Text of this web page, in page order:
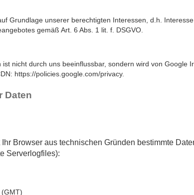
Grundlage unserer berechtigten Interessen, d.h.
gemäß Art. 6 Abs. 1 lit. f. DSGVO.
nicht durch uns beeinflussbar, sondern wird von Google
https://policies.google.com/privacy.
Daten
Browser aus technischen Gründen bestimmte
Serverlogfiles):